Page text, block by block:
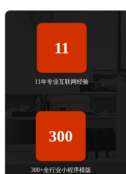
11
11年专业互联网经验
300
300+全行业小程序模版